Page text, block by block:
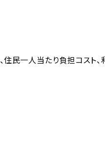
住民一人当たり負担コスト